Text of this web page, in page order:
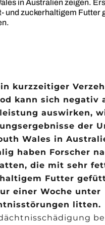
in Australien zeigen.
und zuckerhaltigem Futter
kurzzeitiger
kann sich negativ
auswirken,
der
Wales in
haben Forscher
die mit sehr
Futter
einer Woche unter
litten.